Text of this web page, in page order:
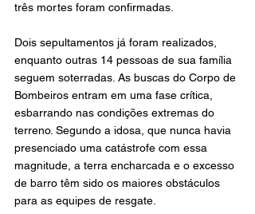
três mortes foram confirmadas.
Dois sepultamentos já foram realizados,
enquanto outras 14 pessoas de sua família
seguem soterradas. As buscas do Corpo de
Bombeiros entram em uma fase crítica,
esbarrando nas condições extremas do
terreno. Segundo a idosa, que nunca havia
presenciado uma catástrofe com essa
magnitude, a terra encharcada e o excesso
de barro têm sido os maiores obstáculos
para as equipes de resgate.